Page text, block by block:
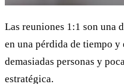
Las reuniones 1:1 son una
en una pérdida de tiempo
demasiadas personas y
estratégica.